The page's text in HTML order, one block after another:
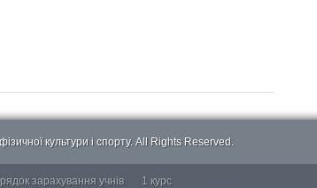
культури і спорту. All Rights Reserved.
зарахування учнів
1 курс